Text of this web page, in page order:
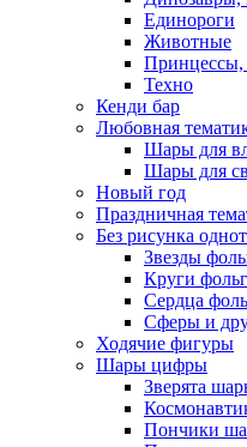
Единороги
Животные
Техно
Кенди бар
Любовная
Шары для
Шары для
Новый год
Праздничная
Без рисунка
Звезды
Круги
Сердца
Сферы и
Ходячие фигуры
Шары цифры
Зверята
Пончики